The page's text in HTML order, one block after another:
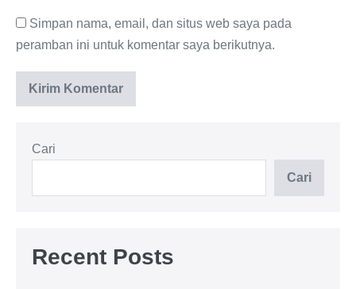
Simpan nama, email, dan situs web saya pada
peramban ini untuk komentar saya berikutnya.
Cari
Cari
Recent Posts